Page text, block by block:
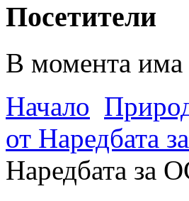
Посетители
В момента има
Начало
от Наредбата
Наредбата за